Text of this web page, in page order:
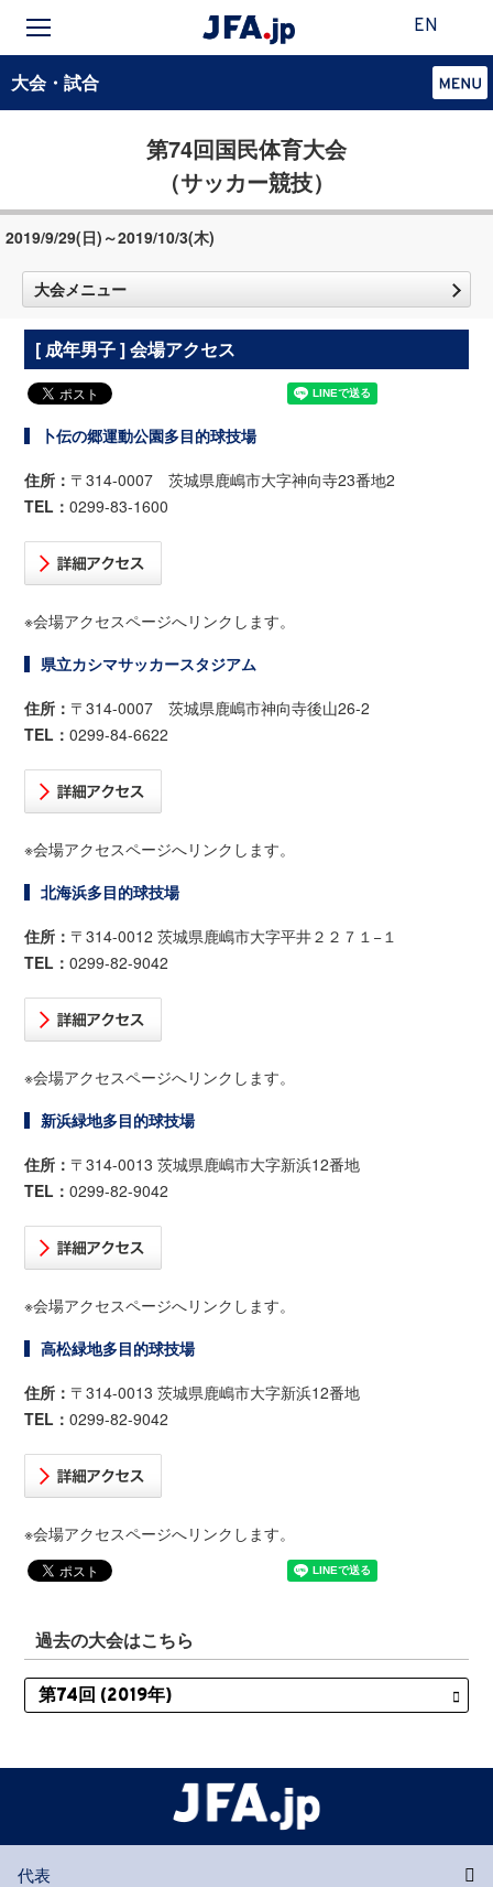
EN
大会・試合
第74回国民体育大会
（サッカー競技）
2019/9/29(日)～2019/10/3(木)
大会メニュー
[ 成年男子 ] 会場アクセス
卜伝の郷運動公園多目的球技場
住所： 〒314-0007 茨城県鹿嶋市大字神向寺23番地2
TEL：0299-83-1600
※会場アクセスページへリンクします。
県立カシマサッカースタジアム
住所： 〒314-0007 茨城県鹿嶋市神向寺後山26-2
TEL：0299-84-6622
※会場アクセスページへリンクします。
北海浜多目的球技場
住所： 〒314-0012 茨城県鹿嶋市大字平井２２７１−１
TEL：0299-82-9042
※会場アクセスページへリンクします。
新浜緑地多目的球技場
住所： 〒314-0013 茨城県鹿嶋市大字新浜12番地
TEL：0299-82-9042
※会場アクセスページへリンクします。
高松緑地多目的球技場
住所： 〒314-0013 茨城県鹿嶋市大字新浜12番地
TEL：0299-82-9042
※会場アクセスページへリンクします。
過去の大会はこちら
代表